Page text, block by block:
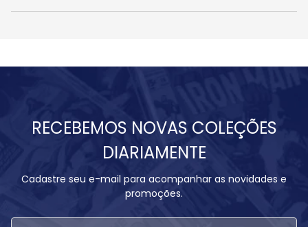
RECEBEMOS NOVAS COLEÇÕES
DIARIAMENTE
Cadastre seu e-mail para acompanhar as novidades e
promoções.